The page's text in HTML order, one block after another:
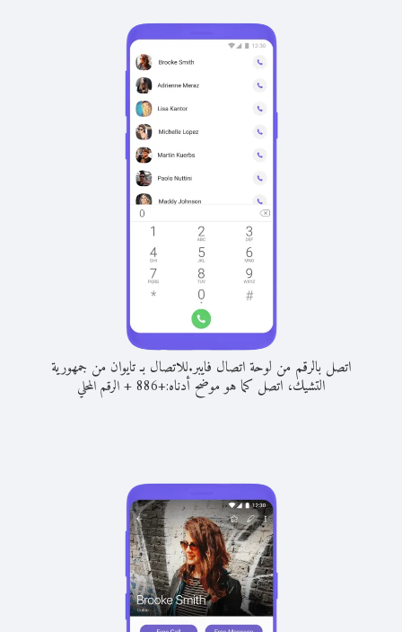
اتصل بالرقم من لوحة اتصال فايبر.للاتصال بـ تايوان من جمهورية
التشيك، اتصل كما هو موضح أدناه:+
886
+الرقم المحلي